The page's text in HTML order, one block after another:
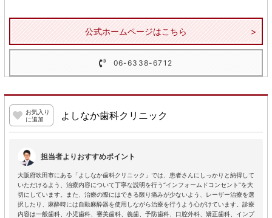
公式ホームページはこちら
06-6338-6712
お気入り
に追加
よしなか歯科クリニック
担当者よりおすすめポイント
大阪府吹田市にある「よしなか歯科クリニック」では、患者さんにしっかりと納得して
いただけるよう、治療内容について丁寧な説明を行う“インフォームドコンセント”を大
切にしています。また、治療の際にはできる限り痛みが少ないよう、レーザー治療を選
択したり、麻酔時には自動麻酔器を使用しながら治療を行うよう心がけています。診療
内容は一般歯科、小児歯科、審美歯科、義歯、予防歯科、口腔外科、矯正歯科、インプ